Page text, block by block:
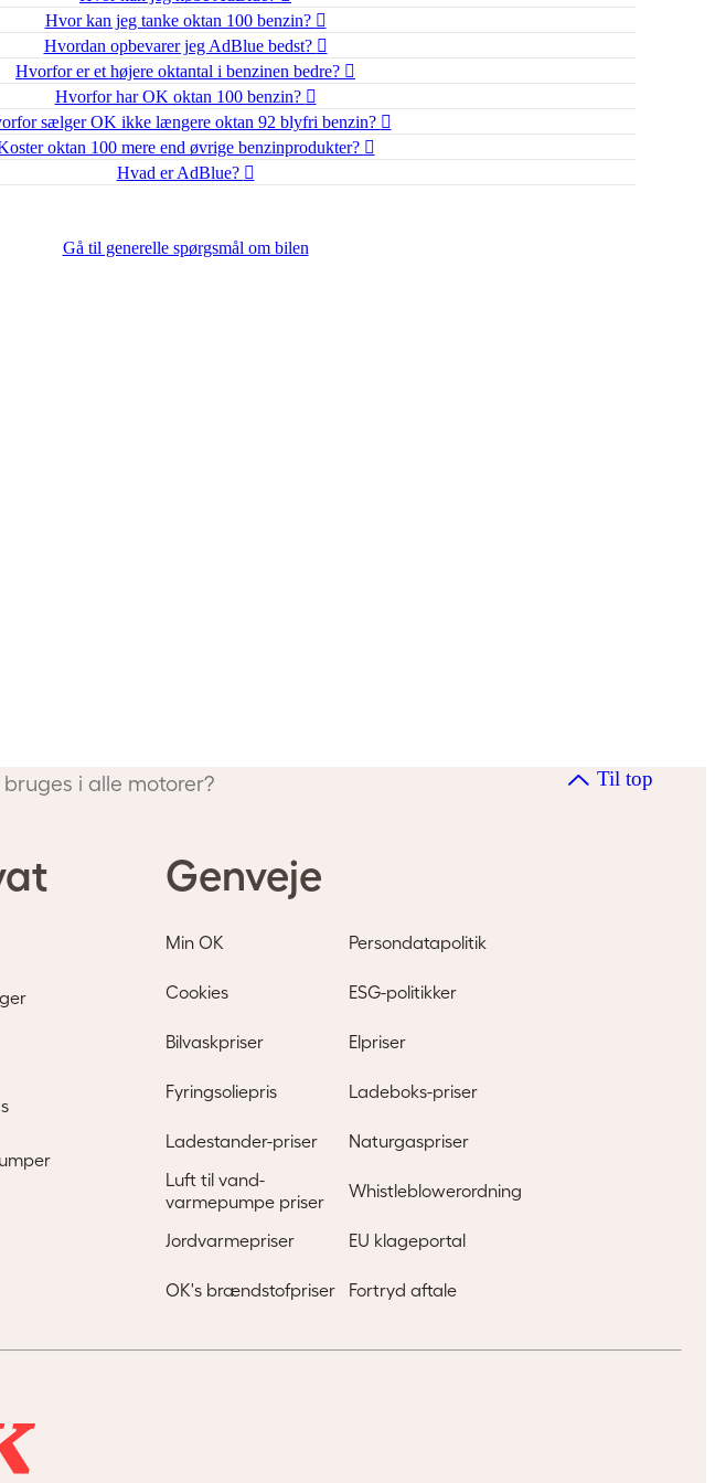
Hvor kan jeg tanke oktan 100 benzin?
Hvordan opbevarer jeg AdBlue bedst?
Hvorfor er et højere oktantal i benzinen bedre?
Hvorfor har OK oktan 100 benzin?
sælger OK ikke længere oktan 92 blyfri benzin?
oktan 100 mere end øvrige benzinprodukter?
Hvad er AdBlue?
Gå til generelle spørgsmål om bilen
bruges i alle motorer? Til top
Genveje
Min OK Persondatapolitik
Cookies ESG-politikker
Bilvaskpriser Elpriser
Fyringsoliepris Ladeboks-priser
Ladestander-priser
Naturgaspriser
Luft til vand-
varmepumpe priser
Whistleblowerordning
Jordvarmepriser EU klageportal
OK's brændstofpriser Fortryd aftale